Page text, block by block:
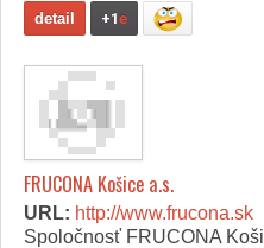
detail +1e
FRUCONA Košice a.s.
URL: http://www.frucona.sk
Spoločnosť FRUCONA